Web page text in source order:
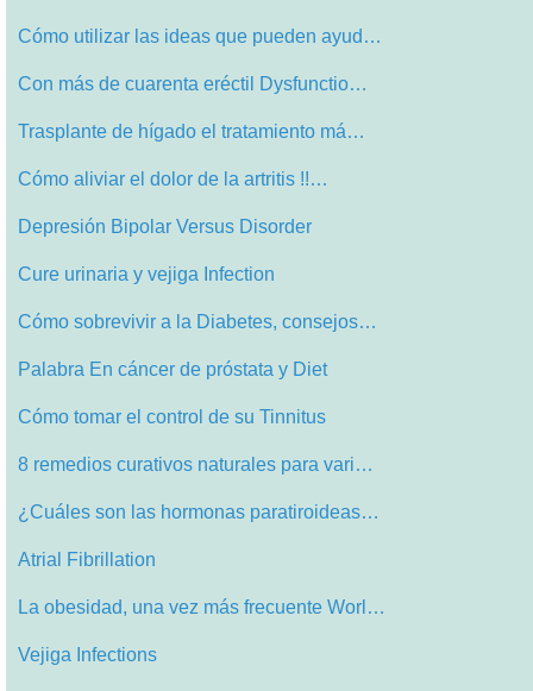
Cómo utilizar las ideas que pueden ayud…
Con más de cuarenta eréctil Dysfunctio…
Trasplante de hígado el tratamiento má…
Cómo aliviar el dolor de la artritis !!…
Depresión Bipolar Versus Disorder
Cure urinaria y vejiga Infection
Cómo sobrevivir a la Diabetes, consejos…
Palabra En cáncer de próstata y Diet
Cómo tomar el control de su Tinnitus
8 remedios curativos naturales para vari…
¿Cuáles son las hormonas paratiroideas…
Atrial Fibrillation
La obesidad, una vez más frecuente Worl…
Vejiga Infections